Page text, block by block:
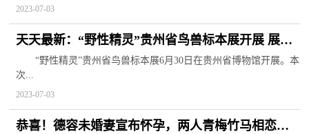
2023-07-03
天天最新：“野性精灵”贵州省鸟兽标本展开展 展出
各类标本123件
“野性精灵”贵州省鸟兽标本展6月30日在贵州省博物馆开展。本
次...
2023-07-03
恭喜！德容未婚妻宣布怀孕，两人青梅竹马相恋多